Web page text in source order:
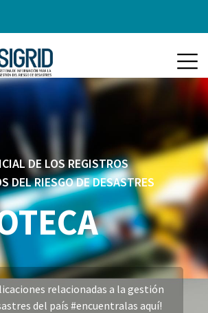
DE LOS REGISTROS
DEL RIESGO DE DESASTRES
relacionadas a la gestión
del país #encuentralas aquí!